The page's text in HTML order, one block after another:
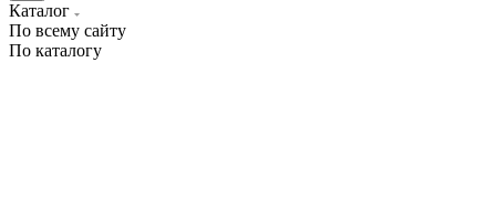
Каталог
По всему сайту
По каталогу